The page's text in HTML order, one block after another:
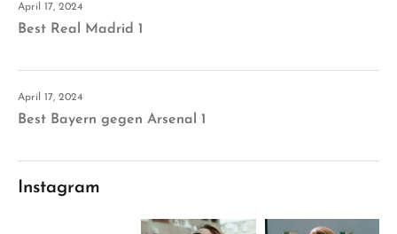
April 17, 2024
Best Real Madrid 1
April 17, 2024
Best Bayern gegen Arsenal 1
Instagram